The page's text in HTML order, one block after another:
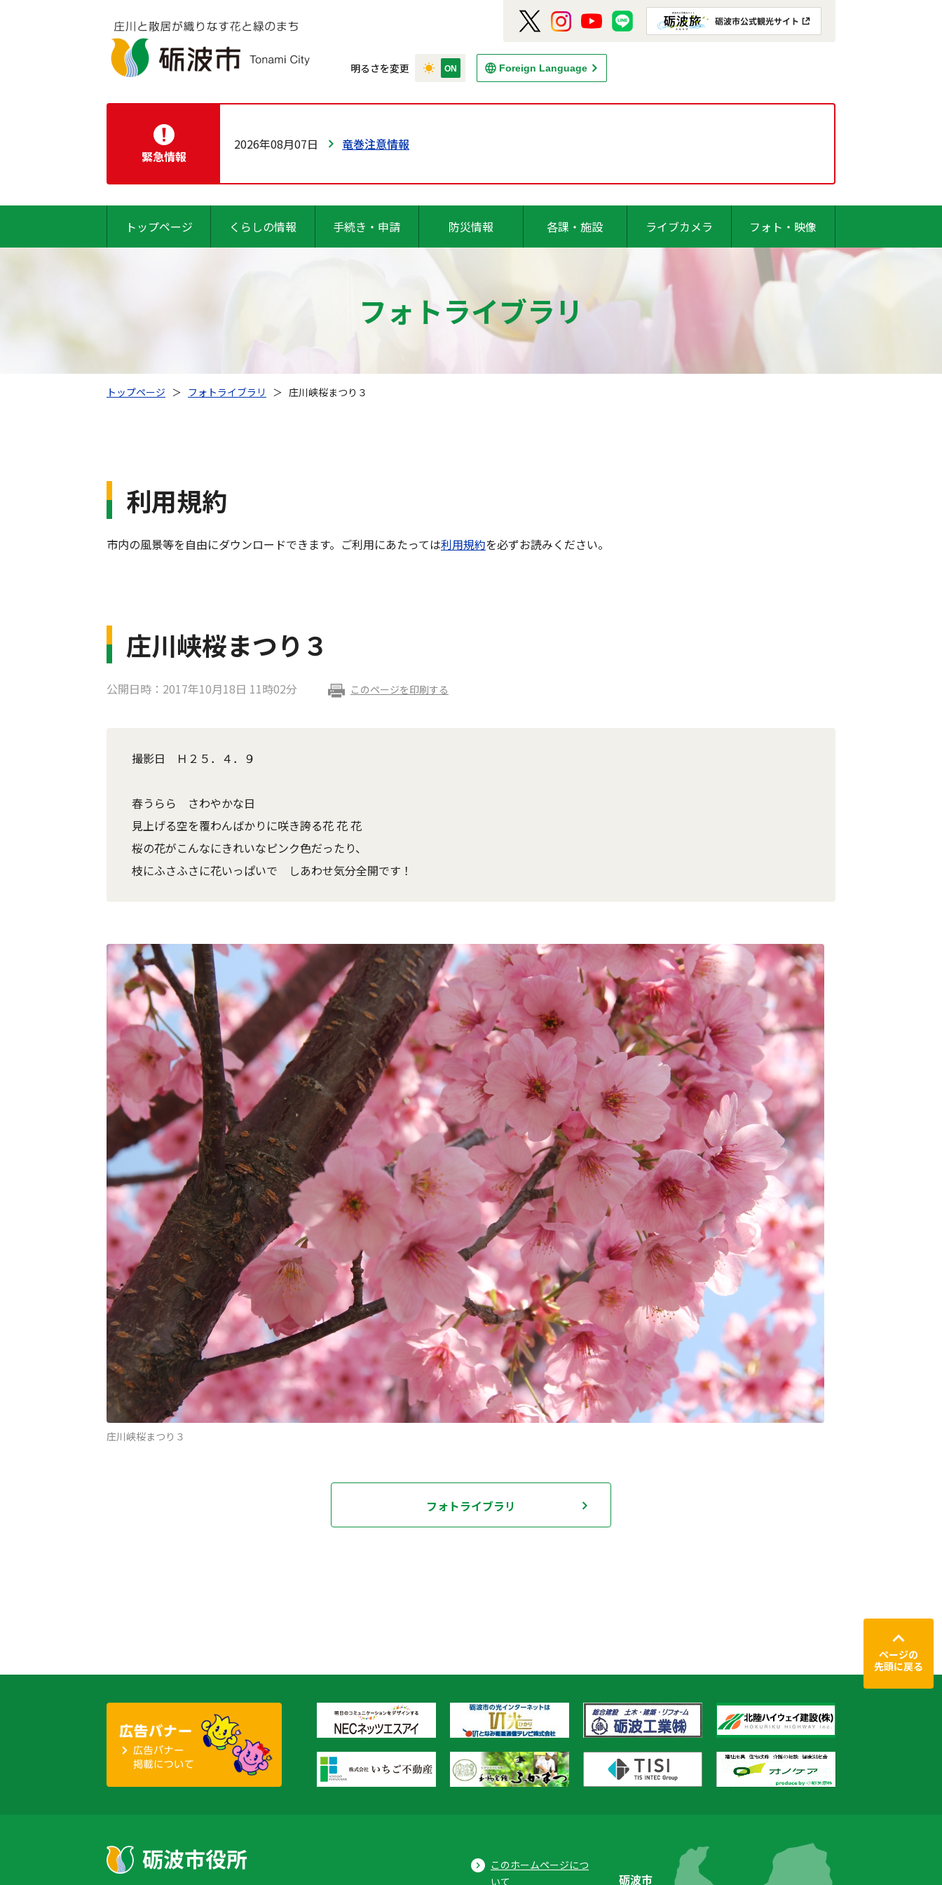
明るさを変更 Foreign Language
緊急情報
2026年08月07日 竜巻注意情報
トップページ くらしの情報 手続き・申請 防災情報 各課・施設 ライブカメラ フォト・映像
フォトライブラリ
トップページ ＞ フォトライブラリ ＞ 庄川峡桜まつり３
利用規約
市内の風景等を自由にダウンロードできます。ご利用にあたっては利用規約を必ずお読みください。
庄川峡桜まつり３
公開日時：2017年10月18日 11時02分 このページを印刷する
撮影日 Ｈ２５．４．９
春うらら さわやかな日
見上げる空を覆わんばかりに咲き誇る花 花 花
桜の花がこんなにきれいなピンク色だったり、
枝にふさふさに花いっぱいで しあわせ気分全開です！
庄川峡桜まつり３
フォトライブラリ
ページの
先頭に戻る
このホームページにつ
いて